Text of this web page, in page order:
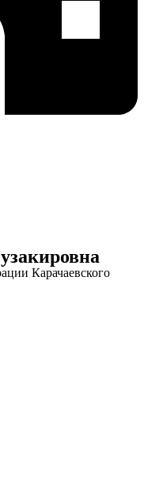
Карачаевского